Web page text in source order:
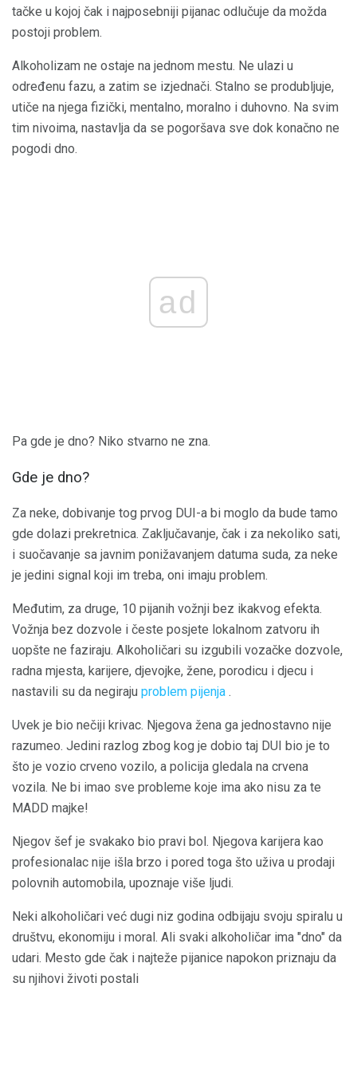
tačke u kojoj čak i najposebniji pijanac odlučuje da možda
postoji problem.
Alkoholizam ne ostaje na jednom mestu. Ne ulazi u
određenu fazu, a zatim se izjednači. Stalno se produbljuje,
utiče na njega fizički, mentalno, moralno i duhovno. Na svim
tim nivoima, nastavlja da se pogoršava sve dok konačno ne
pogodi dno.
ad
Pa gde je dno? Niko stvarno ne zna.
Gde je dno?
Za neke, dobivanje tog prvog DUI-a bi moglo da bude tamo
gde dolazi prekretnica. Zaključavanje, čak i za nekoliko sati,
i suočavanje sa javnim ponižavanjem datuma suda, za neke
je jedini signal koji im treba, oni imaju problem.
Međutim, za druge, 10 pijanih vožnji bez ikakvog efekta.
Vožnja bez dozvole i česte posjete lokalnom zatvoru ih
uopšte ne faziraju. Alkoholičari su izgubili vozačke dozvole,
radna mjesta, karijere, djevojke, žene, porodicu i djecu i
nastavili su da negiraju problem pijenja .
Uvek je bio nečiji krivac. Njegova žena ga jednostavno nije
razumeo. Jedini razlog zbog kog je dobio taj DUI bio je to
što je vozio crveno vozilo, a policija gledala na crvena
vozila. Ne bi imao sve probleme koje ima ako nisu za te
MADD majke!
Njegov šef je svakako bio pravi bol. Njegova karijera kao
profesionalac nije išla brzo i pored toga što uživa u prodaji
polovnih automobila, upoznaje više ljudi.
Neki alkoholičari već dugi niz godina odbijaju svoju spiralu u
društvu, ekonomiju i moral. Ali svaki alkoholičar ima "dno" da
udari. Mesto gde čak i najteže pijanice napokon priznaju da
su njihovi životi postali